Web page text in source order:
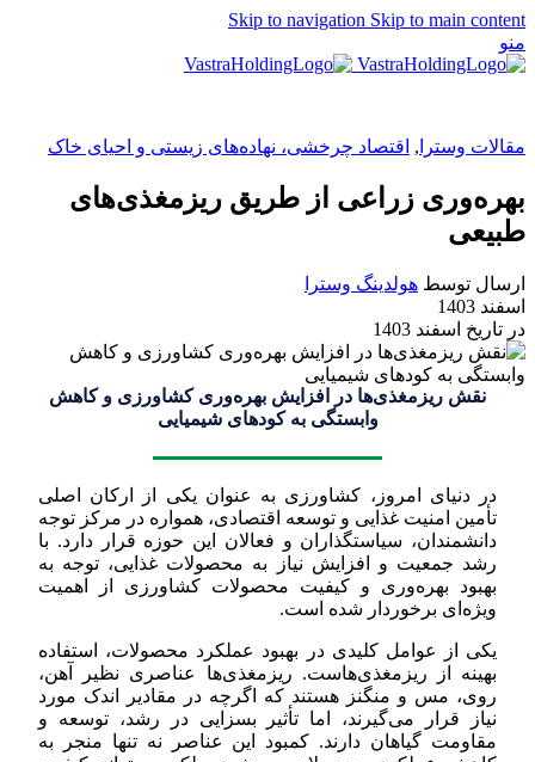
Skip to navigation Skip to main content
منو
مقالات وسترا , اقتصاد چرخشی، نهاده‌های زیستی و احیای خاک
بهره‌وری زراعی از طريق ريزمغذی‌های
طبيعی
ارسال توسط هولدینگ وسترا
اسفند 1403
در تاریخ اسفند 1403
نقش ریزمغذی‌ها در افزایش بهره‌وری کشاورزی و کاهش
وابستگی به کودهای شیمیایی
در دنیای امروز، کشاورزی به عنوان یکی از ارکان اصلی
تأمین امنیت غذایی و توسعه اقتصادی، همواره در مرکز توجه
دانشمندان، سیاستگذاران و فعالان این حوزه قرار دارد. با
رشد جمعیت و افزایش نیاز به محصولات غذایی، توجه به
بهبود بهره‌وری و کیفیت محصولات کشاورزی از اهمیت
ویژه‌ای برخوردار شده است.
یکی از عوامل کلیدی در بهبود عملکرد محصولات، استفاده
بهینه از ریزمغذی‌هاست. ریزمغذی‌ها عناصری نظیر آهن،
روی، مس و منگنز هستند که اگرچه در مقادیر اندک مورد
نیاز قرار می‌گیرند، اما تأثیر بسزایی در رشد، توسعه و
مقاومت گیاهان دارند. کمبود این عناصر نه تنها منجر به